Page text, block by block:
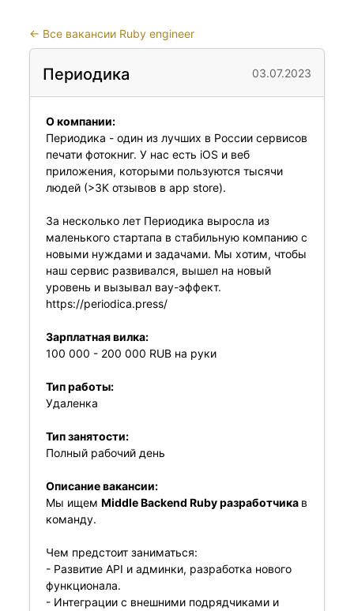
← Все вакансии Ruby engineer
Периодика 03.07.2023
О компании:
Периодика - один из лучших в России сервисов
печати фотокниг. У нас есть iOS и веб
приложения, которыми пользуются тысячи
людей (>3К отзывов в app store).
За несколько лет Периодика выросла из
маленького стартапа в стабильную компанию с
новыми нуждами и задачами. Мы хотим, чтобы
наш сервис развивался, вышел на новый
уровень и вызывал вау-эффект.
https://periodica.press/
Зарплатная вилка:
100 000 - 200 000 RUB на руки
Тип работы:
Удаленка
Тип занятости:
Полный рабочий день
Описание вакансии:
Мы ищем Middle Backend Ruby разработчика в
команду.
Чем предстоит заниматься:
- Развитие API и админки, разработка нового
функционала.
- Интеграции с внешними подрядчиками и